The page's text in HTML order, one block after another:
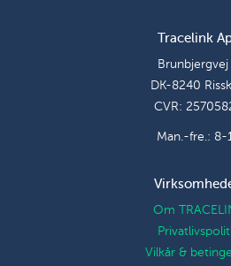
Tracelink
Brunbjergvej
DK-8240
CVR:
Man.-fre.: 8-
Om
Vilkår &